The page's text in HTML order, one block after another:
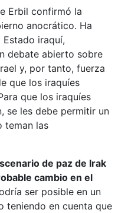
Erbil confirmó la
anocrático. Ha
iraquí,
debate abierto sobre
y, por tanto, fuerza
que los iraquíes
que los iraquíes
se les debe permitir un
teman las
de paz de Irak
cambio en el
ser posible en un
teniendo en cuenta que